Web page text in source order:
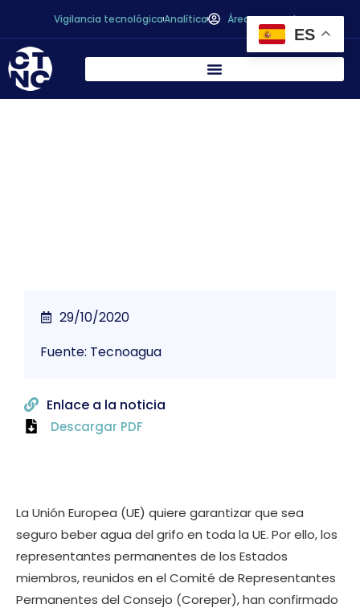
Vigilancia tecnológicaAnalítica Área personal
La Unión Europea (UE) quiere garantizar que sea
seguro beber agua del grifo en toda la UE. Por ello, los
representantes permanentes de los Estados
miembros, reunidos en el Comité de Representantes
Permanentes del Consejo (Coreper), han confirmado
29/10/2020
Fuente: Tecnoagua
Enlace a la noticia
Descargar PDF
ES